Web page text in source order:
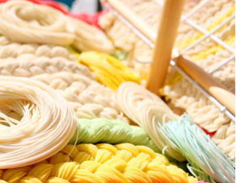
だいたい1000円以下で食べられ
る！満足定食@島原半島
［島原市］喜ばれるチョコ♡久
遠チョコレートのバレンタイン
セット